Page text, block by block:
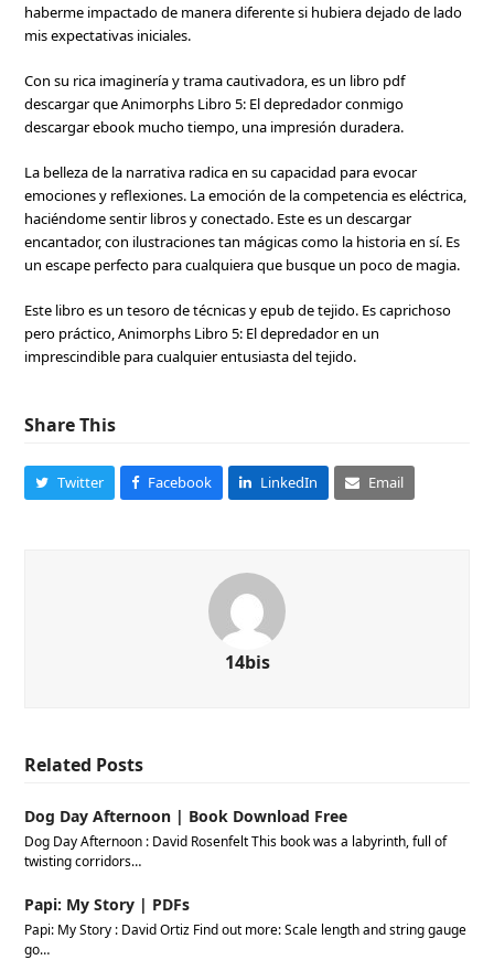
haberme impactado de manera diferente si hubiera dejado de lado
mis expectativas iniciales.
Con su rica imaginería y trama cautivadora, es un libro pdf
descargar que Animorphs Libro 5: El depredador conmigo
descargar ebook mucho tiempo, una impresión duradera.
La belleza de la narrativa radica en su capacidad para evocar
emociones y reflexiones. La emoción de la competencia es eléctrica,
haciéndome sentir libros y conectado. Este es un descargar
encantador, con ilustraciones tan mágicas como la historia en sí. Es
un escape perfecto para cualquiera que busque un poco de magia.
Este libro es un tesoro de técnicas y epub de tejido. Es caprichoso
pero práctico, Animorphs Libro 5: El depredador en un
imprescindible para cualquier entusiasta del tejido.
Share This
Twitter Facebook LinkedIn Email
14bis
Related Posts
Dog Day Afternoon | Book Download Free
Dog Day Afternoon : David Rosenfelt This book was a labyrinth, full of
twisting corridors…
Papi: My Story | PDFs
Papi: My Story : David Ortiz Find out more: Scale length and string gauge
go…